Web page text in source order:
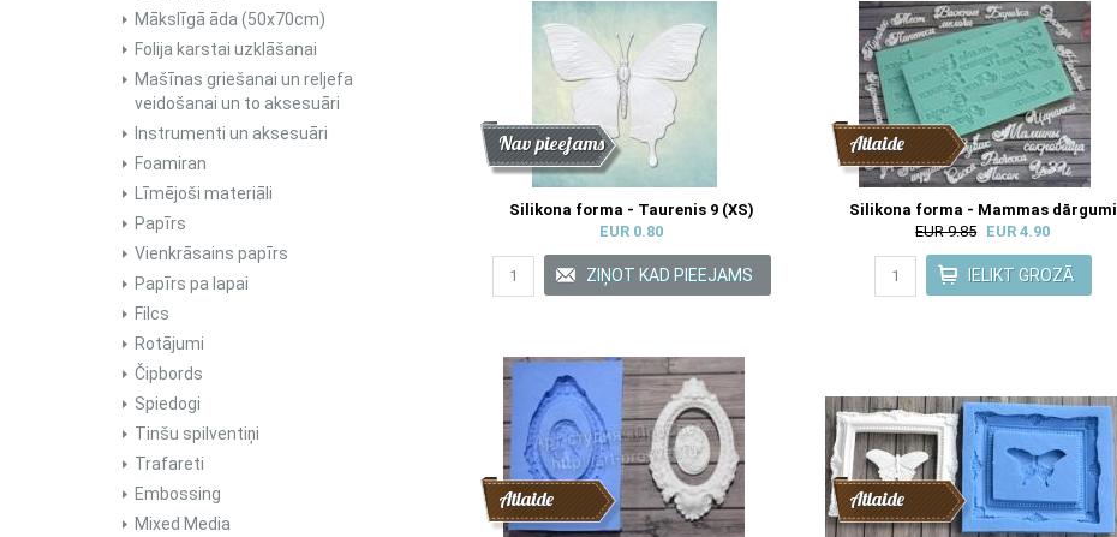
Mākslīgā āda (50x70cm)
Folija karstai uzklāšanai
Mašīnas griešanai un reljefa
veidošanai un to aksesuāri
Instrumenti un aksesuāri
Foamiran
Līmējoši materiāli
Papīrs
Vienkrāsains papīrs
Papīrs pa lapai
Filcs
Rotājumi
Čipbords
Spiedogi
Tinšu spilventiņi
Trafareti
Embossing
Mixed Media
Atlaide
Jaunums
Nav pieejams
Silikona forma - Taurenis 9 (XS)
EUR 0.80
Atlaide
Silikona forma - Mammas dārgumi
EUR 9.85 EUR 4.90
Atlaide Atlaide